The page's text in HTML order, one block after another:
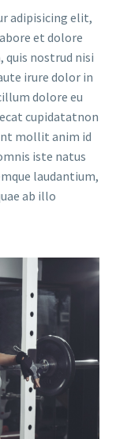
adipisicing elit,
et dolore
quis nostrud nisi
irure dolor in
dolore eu
cupidatatnon
mollit anim id
iste natus
laudantium,
ab illo